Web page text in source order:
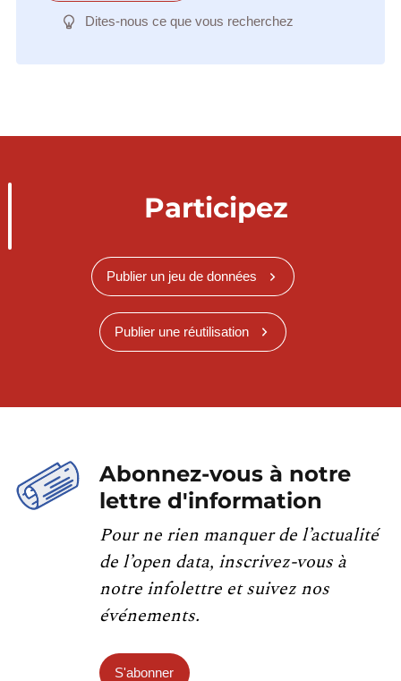
Dites-nous ce que vous recherchez
Participez
Publier un jeu de données
Publier une réutilisation
Abonnez-vous à notre
lettre d'information
Pour ne rien manquer de l’actualité
de l’open data, inscrivez-vous à
notre infolettre et suivez nos
événements.
S'abonner